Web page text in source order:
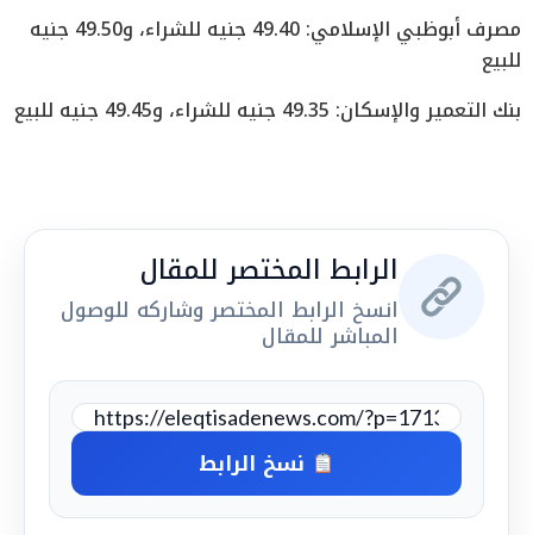
مصرف أبوظبي الإسلامي: 49.40 جنيه للشراء، و49.50 جنيه
للبيع
بنك التعمير والإسكان: 49.35 جنيه للشراء، و49.45 جنيه للبيع
الرابط المختصر للمقال
انسخ الرابط المختصر وشاركه للوصول
المباشر للمقال
نسخ الرابط